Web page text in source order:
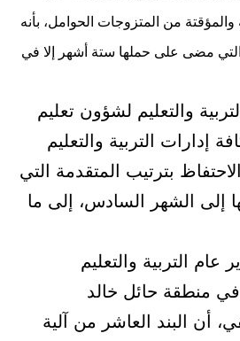
والمؤقتة من المتزوجات الحوامل، بأنه
التي مضى على حملها ستة أشهر إلا في
والتعليم لشؤون تعليم
إدارات التربية والتعليم
بترتيب المتقدمة التي
الشهر السادس، إلى ما
التربية والتعليم
منطقة حائل خالد
أن البند العاشر من آلية